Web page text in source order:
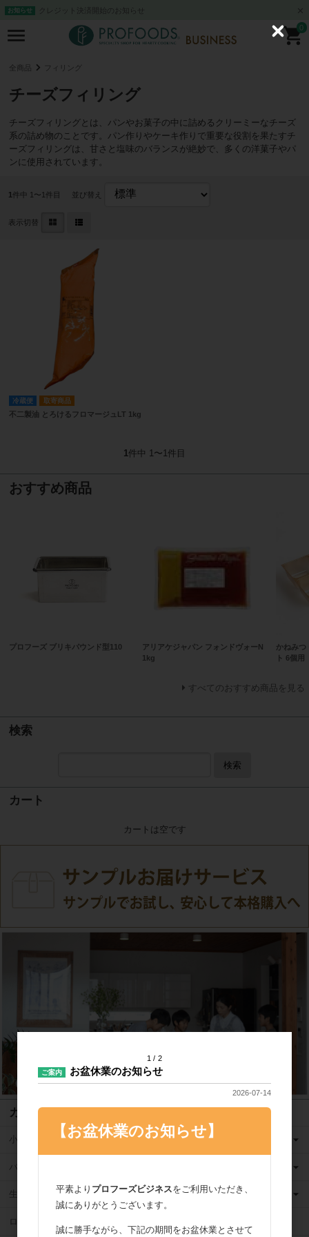
お知らせ クレジット決済開始のお知らせ
0
全商品 フィリング
チーズフィリング
チーズフィリングとは、パンやお菓子の中に詰めるクリーミーなチーズ
系の詰め物のことです。パン作りやケーキ作りで重要な役割を果たすチ
ーズフィリングは、甘さと塩味のバランスが絶妙で、多くの洋菓子やパ
ンに使用されています。
1 件中 1〜1件目 並び替え
表示切替
冷蔵便 取寄商品
不二製油 とろけるフロマージュLT 1kg
1件中 1〜1件目
おすすめ商品
プロフーズ ブリキパウンド型110
アリアケジャパン フォンドヴォーN
1kg
かねみつ
ト 6個用
すべてのおすすめ商品を見る
検索
検索
カート
カートは空です
カテゴリ
小麦粉
バター
生クリーム
ロングライフ牛乳
1 2
ご案内 お盆休業のお知らせ
2026-07-14
【お盆休業のお知らせ】
平素より プロフーズビジネスをご利用いただき、
誠にありがとうございます。
誠に勝手ながら、下記の期間をお盆休業とさせて
C